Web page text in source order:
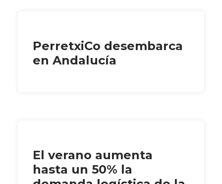
PerretxiCo desembarca
en Andalucía
El verano aumenta
hasta un 50% la